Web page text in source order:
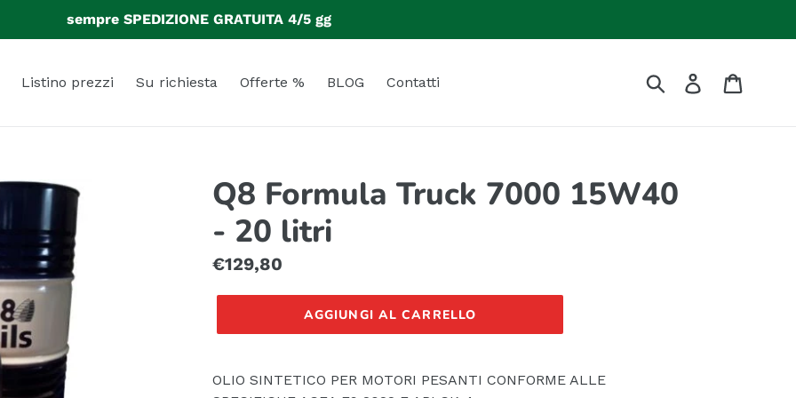
sempre SPEDIZIONE GRATUITA 4/5 gg
Listino prezzi Su richiesta Offerte % BLOG Contatti Invia Accedi
Q8 Formula Truck 7000 15W40
- 20 litri
Prezzo
di
€129,80
AGGIUNGI AL CARRELLO
OLIO SINTETICO PER MOTORI PESANTI CONFORME ALLE